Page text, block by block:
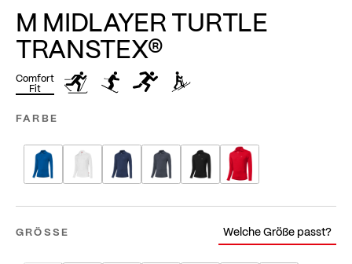
M MIDLAYER TURTLE
TRANSTEX®
Comfort
Fit
FARBE
GRÖSSE Welche Größe passt?